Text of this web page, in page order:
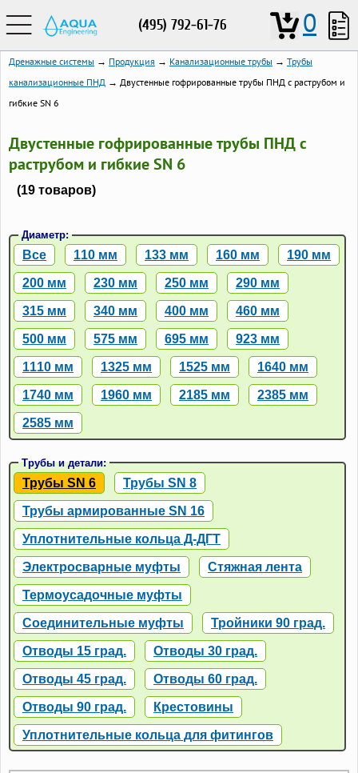
(495) 792-61-76 0
Дренажные системы → Продукция → Канализационные трубы → Трубы
канализационные ПНД → Двустенные гофрированные трубы ПНД с раструбом и
гибкие SN 6
Двустенные гофрированные трубы ПНД с
раструбом и гибкие SN 6
(19 товаров)
Диаметр:
Все 110 мм 133 мм 160 мм 190 мм
200 мм 230 мм 250 мм 290 мм
315 мм 340 мм 400 мм 460 мм
500 мм 575 мм 695 мм 923 мм
1110 мм 1325 мм 1525 мм 1640 мм
1740 мм 1960 мм 2185 мм 2385 мм
2585 мм
Трубы и детали:
Трубы SN 6 Трубы SN 8
Трубы армированные SN 16
Уплотнительные кольца Д-ДГТ
Электросварные муфты Стяжная лента
Термоусадочные муфты
Соединительные муфты Тройники 90 град.
Отводы 15 град. Отводы 30 град.
Отводы 45 град. Отводы 60 град.
Отводы 90 град. Крестовины
Уплотнительные кольца для фитингов